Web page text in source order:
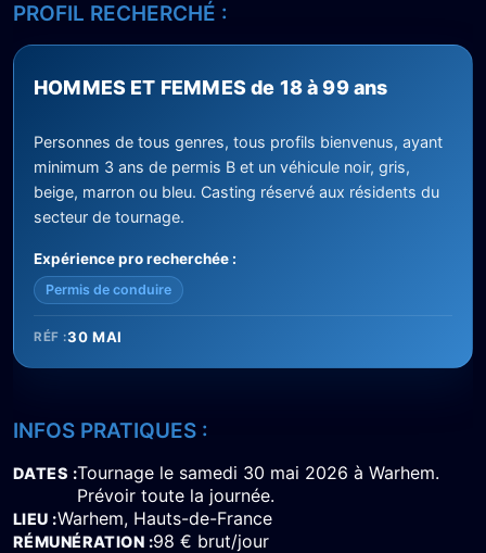
PROFIL RECHERCHÉ :
HOMMES ET FEMMES de 18 à 99 ans
Personnes de tous genres, tous profils bienvenus, ayant
minimum 3 ans de permis B et un véhicule noir, gris,
beige, marron ou bleu. Casting réservé aux résidents du
secteur de tournage.
Expérience pro recherchée :
Permis de conduire
RÉF :30 MAI
INFOS PRATIQUES :
DATES Tournage le samedi 30 mai 2026 à Warhem.
Prévoir toute la journée.
LIEU Warhem, Hauts-de-France
RÉMUNÉRATION 98 € brut/jour